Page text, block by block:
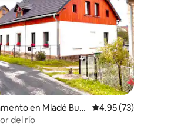
4.96 de 5; 50 evaluaciones
en Mladé Buk
Calificación
4.95 (73)
del río